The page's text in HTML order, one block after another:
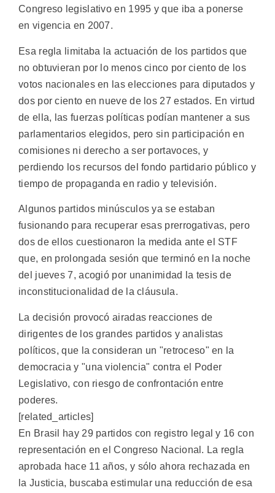
Congreso legislativo en 1995 y que iba a ponerse
en vigencia en 2007.
Esa regla limitaba la actuación de los partidos que
no obtuvieran por lo menos cinco por ciento de los
votos nacionales en las elecciones para diputados y
dos por ciento en nueve de los 27 estados. En virtud
de ella, las fuerzas políticas podían mantener a sus
parlamentarios elegidos, pero sin participación en
comisiones ni derecho a ser portavoces, y
perdiendo los recursos del fondo partidario público y
tiempo de propaganda en radio y televisión.
Algunos partidos minúsculos ya se estaban
fusionando para recuperar esas prerrogativas, pero
dos de ellos cuestionaron la medida ante el STF
que, en prolongada sesión que terminó en la noche
del jueves 7, acogió por unanimidad la tesis de
inconstitucionalidad de la cláusula.
La decisión provocó airadas reacciones de
dirigentes de los grandes partidos y analistas
políticos, que la consideran un "retroceso" en la
democracia y "una violencia" contra el Poder
Legislativo, con riesgo de confrontación entre
poderes.
[related_articles]
En Brasil hay 29 partidos con registro legal y 16 con
representación en el Congreso Nacional. La regla
aprobada hace 11 años, y sólo ahora rechazada en
la Justicia, buscaba estimular una reducción de esa